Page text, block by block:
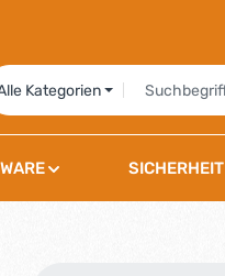
Kategorien
SICHERHEIT